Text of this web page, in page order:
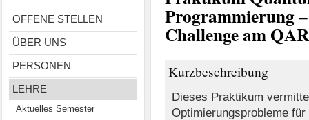
OFFENE STELLEN
ÜBER UNS
PERSONEN
LEHRE
Aktuelles Semester
Programmierung
Challenge am
Kurzbeschreibung
Dieses Praktikum
Optimierungsprobleme